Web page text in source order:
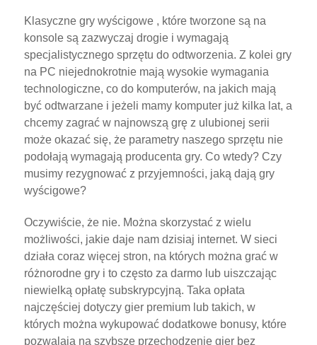
Klasyczne gry wyścigowe , które tworzone są na
konsole są zazwyczaj drogie i wymagają
specjalistycznego sprzętu do odtworzenia. Z kolei gry
na PC niejednokrotnie mają wysokie wymagania
technologiczne, co do komputerów, na jakich mają
być odtwarzane i jeżeli mamy komputer już kilka lat, a
chcemy zagrać w najnowszą grę z ulubionej serii
może okazać się, że parametry naszego sprzętu nie
podołają wymagają producenta gry. Co wtedy? Czy
musimy rezygnować z przyjemności, jaką dają gry
wyścigowe?
Oczywiście, że nie. Można skorzystać z wielu
możliwości, jakie daje nam dzisiaj internet. W sieci
działa coraz więcej stron, na których można grać w
różnorodne gry i to często za darmo lub uiszczając
niewielką opłatę subskrypcyjną. Taka opłata
najczęściej dotyczy gier premium lub takich, w
których można wykupować dodatkowe bonusy, które
pozwalają na szybsze przechodzenie gier bez